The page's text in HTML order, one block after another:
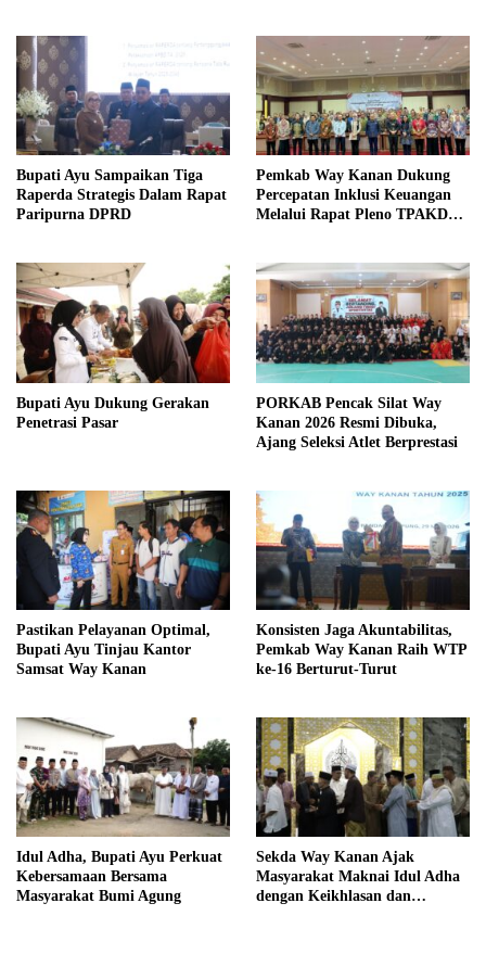
Bupati Ayu Sampaikan Tiga
Raperda Strategis Dalam Rapat
Paripurna DPRD
Pemkab Way Kanan Dukung
Percepatan Inklusi Keuangan
Melalui Rapat Pleno TPAKD
Bupati Ayu Dukung Gerakan
Penetrasi Pasar
PORKAB Pencak Silat Way
Kanan 2026 Resmi Dibuka,
Ajang Seleksi Atlet Berprestasi
Pastikan Pelayanan Optimal,
Bupati Ayu Tinjau Kantor
Samsat Way Kanan
Konsisten Jaga Akuntabilitas,
Pemkab Way Kanan Raih WTP
ke-16 Berturut-Turut
Idul Adha, Bupati Ayu Perkuat
Kebersamaan Bersama
Masyarakat Bumi Agung
Sekda Way Kanan Ajak
Masyarakat Maknai Idul Adha
dengan Keikhlasan dan